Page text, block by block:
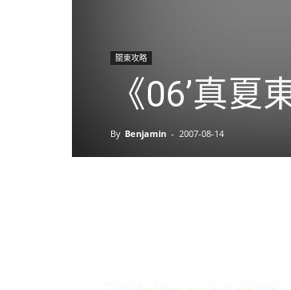
關東攻略
《06’真
By Benjamin - 2007-08-14